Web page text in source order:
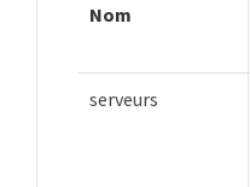
Nom
serveurs